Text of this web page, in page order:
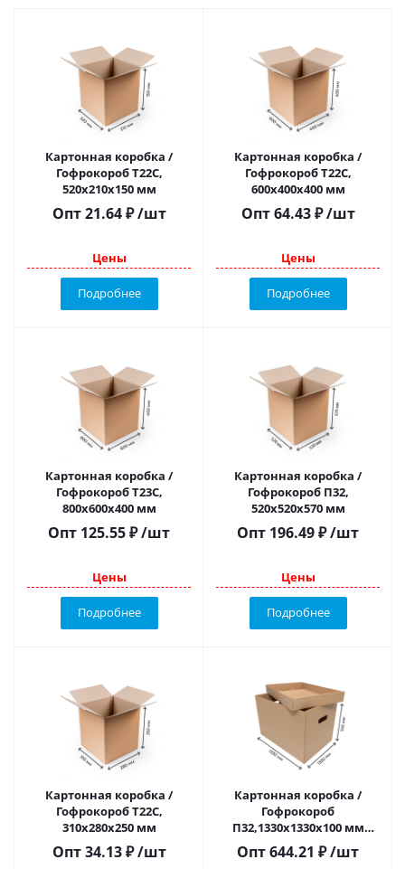
Картонная коробка /
Гофрокороб Т22С,
520х210х150 мм
Опт21.64 ₽ /шт
Цены
Подробнее
Картонная коробка /
Гофрокороб Т22C,
600х400х400 мм
Опт64.43 ₽ /шт
Цены
Подробнее
Картонная коробка /
Гофрокороб Т23С,
800х600х400 мм
Опт 125.55₽/шт
Цены
Подробнее
Картонная коробка /
Гофрокороб П32,
520х520х570 мм
Опт 196.49₽/шт
Цены
Подробнее
Картонная коробка /
Гофрокороб Т22С,
310х280х250 мм
Опт34.13 ₽ /шт
Картонная коробка /
Гофрокороб
П32,1330х1330х100 мм
(крышка + дно)
Опт644.21 ₽/шт